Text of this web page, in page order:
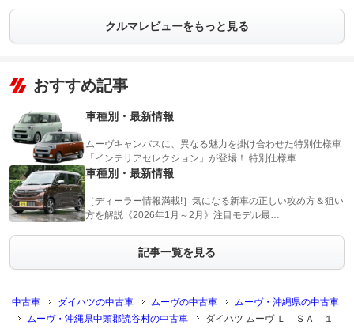
クルマレビューをもっと見る
おすすめ記事
車種別・最新情報
ムーヴキャンバスに、異なる魅力を掛け合わせた特別仕様車
「インテリアセレクション」が登場！ 特別仕様車…
車種別・最新情報
［ディーラー情報満載!］気になる新車の正しい攻め方＆狙い
方を解説《2026年1月～2月》注目モデル最…
記事一覧を見る
中古車 ダイハツの中古車 ムーヴの中古車
ムーヴ・沖縄県の中古車
ムーヴ・沖縄県中頭郡読谷村の中古車
ダイハツ ムーヴ Ｌ ＳＡ １